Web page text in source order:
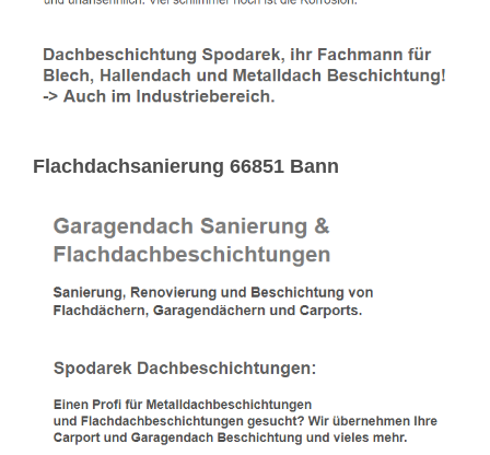
Flachdachsanierung 66851 Bann